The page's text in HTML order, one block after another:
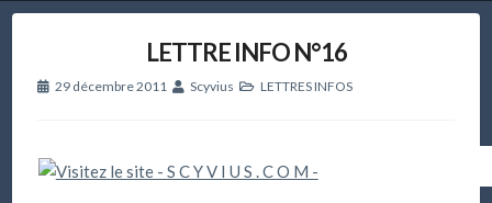
LETTRE INFO N°16
29 décembre 2011 Scyvius LETTRES INFOS